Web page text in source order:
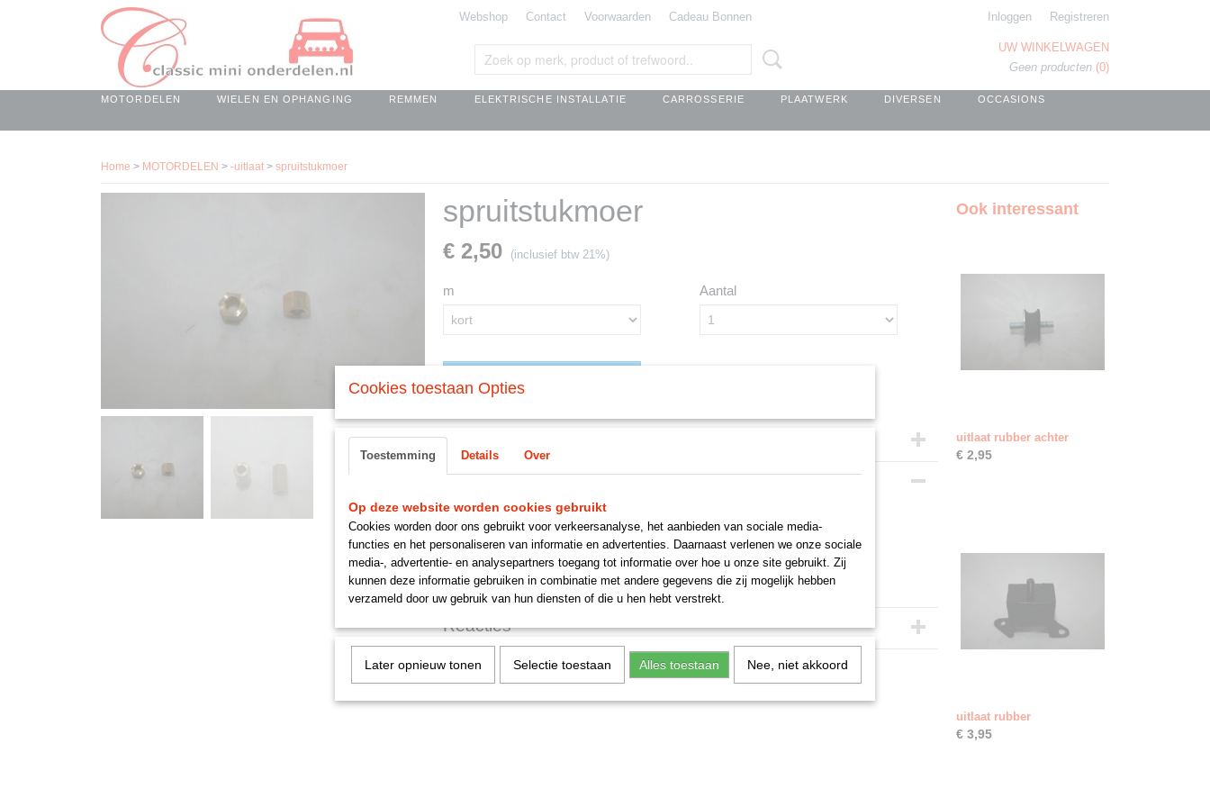
Webshop Contact Voorwaarden Cadeau Bonnen Inloggen Registreren
UW WINKELWAGEN
Geen producten (0)
MOTORDELEN WIELEN EN OPHANGING REMMEN ELEKTRISCHE INSTALLATIE CARROSSERIE PLAATWERK DIVERSEN OCCASIONS
Home > MOTORDELEN > -uitlaat > spruitstukmoer
spruitstukmoer
€ 2,50 (inclusief btw 21%)
m Aantal
IN WINKELWAGEN
Specificaties
Omschrijving
bronzen spruitstuk moer.
verkrijgbaar in de volgende uitvoeringen:
kort.
lang.
Reacties
Ook interessant
uitlaat rubber achter
€ 2,95
uitlaat rubber
€ 3,95
Cookies toestaan Opties
Toestemming Details Over
Op deze website worden cookies gebruikt
Cookies worden door ons gebruikt voor verkeersanalyse, het aanbieden van sociale media-
functies en het personaliseren van informatie en advertenties. Daarnaast verlenen we onze sociale
media-, advertentie- en analysepartners toegang tot informatie over hoe u onze site gebruikt. Zij
kunnen deze informatie gebruiken in combinatie met andere gegevens die zij mogelijk hebben
verzameld door uw gebruik van hun diensten of die u hen hebt verstrekt.
Later opnieuw tonen Selectie toestaan Alles toestaan Nee, niet akkoord